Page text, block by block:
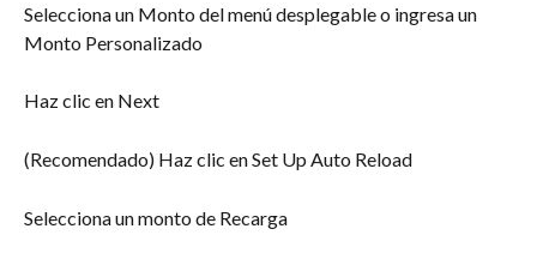
Selecciona un Monto del menú desplegable o ingresa un
Monto Personalizado
Haz clic en Next
(Recomendado) Haz clic en Set Up Auto Reload
Selecciona un monto de Recarga